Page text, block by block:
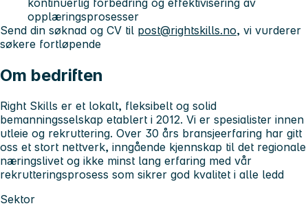
opplæringsprosesser
Send din søknad og CV til post@rightskills.no, vi vurderer
søkere fortløpende
Om bedriften
Right Skills er et lokalt, fleksibelt og solid
bemanningsselskap etablert i 2012. Vi er spesialister innen
utleie og rekruttering. Over 30 års bransjeerfaring har gitt
oss et stort nettverk, inngående kjennskap til det regionale
næringslivet og ikke minst lang erfaring med vår
rekrutteringsprosess som sikrer god kvalitet i alle ledd
Sektor